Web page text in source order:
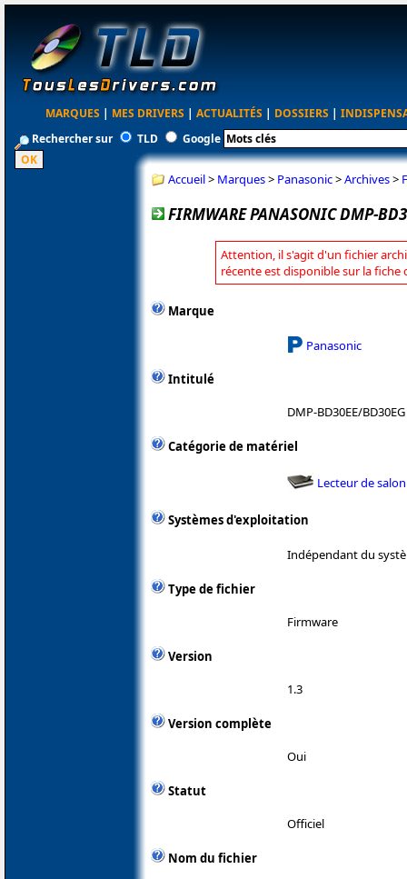
MARQUES | MES DRIVERS | ACTUALITÉS | DOSSIERS |
Rechercher sur
TLD Google
Accueil> Marques> Panasonic>Archives>
FIRMWARE PANASONIC DMP-
Attention, il s'agit d'un fichier
récente est disponible sur la fiche
Marque
Panasonic
Intitulé
DMP-BD30EE/BD30EG
Catégorie de matériel
Lecteur de salon
Systèmes d'exploitation
Indépendant du
Type de fichier
Firmware
Version
1.3
Version complète
Oui
Statut
Officiel
Nom du fichier